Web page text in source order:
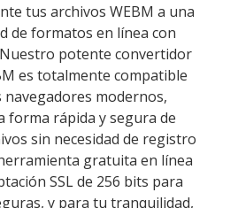
tus archivos WEBM a una
de formatos en línea con
potente convertidor
es totalmente compatible
navegadores modernos,
forma rápida y segura de
sin necesidad de registro
gratuita en línea
SSL de 256 bits para
y para tu tranquilidad,